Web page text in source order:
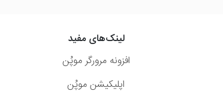
لینک‌های مفید
افزونه مرورگر موپُن
اپلیکیشن موپُن